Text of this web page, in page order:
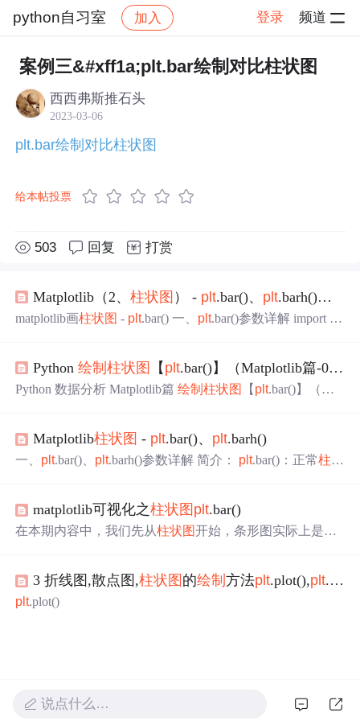
python自习室 加入 登录 频道
社区 python自习室 案例学习 帖子详情
案例三&#xff1a;plt.bar绘制对比柱状图
西西弗斯推石头
2023-03-06
plt.bar绘制对比柱状图
给本帖投票
503 回复 打赏
Matplotlib（2、柱状图 ） - plt.bar()、 plt.barh()参数解释&应用实例
matplotlib画柱状图 - plt.bar() 一、 plt.bar()参数详解 import m
plotlib inline bar(x, height, width=0.8, bottom=None, *, align='c
enter', d
Python绘制柱状图 【 plt.bar()】（Matplotlib篇-07）
Python 数据分析 Matplotlib篇绘制柱状图 【 plt.bar()】（第6
Matplotlib柱状图 - plt.bar()、 plt.barh()
一、 plt.bar()、 plt.barh()参数详解 简介： plt.bar()：正常柱状
port matplotlib.pyplot aspltfrom matplotlib.pyplot import Multi
pleLocator from matplotlib import ticker %matplotlib inlineplt
matplotlib可视化之柱状图 plt.bar()
在本期内容中，我们先从柱状图开始，条形图实际上是用
寻找各类别之间的关系 调用方法：plt .bar(x, y, width，color,
edgecolor, bottom, linewidth, align, tick_label, align) 参数说
3 折线图,散点图,柱状图 的绘制方法plt.plot(),plt.scatter(),
plt.plot()
说点什么…